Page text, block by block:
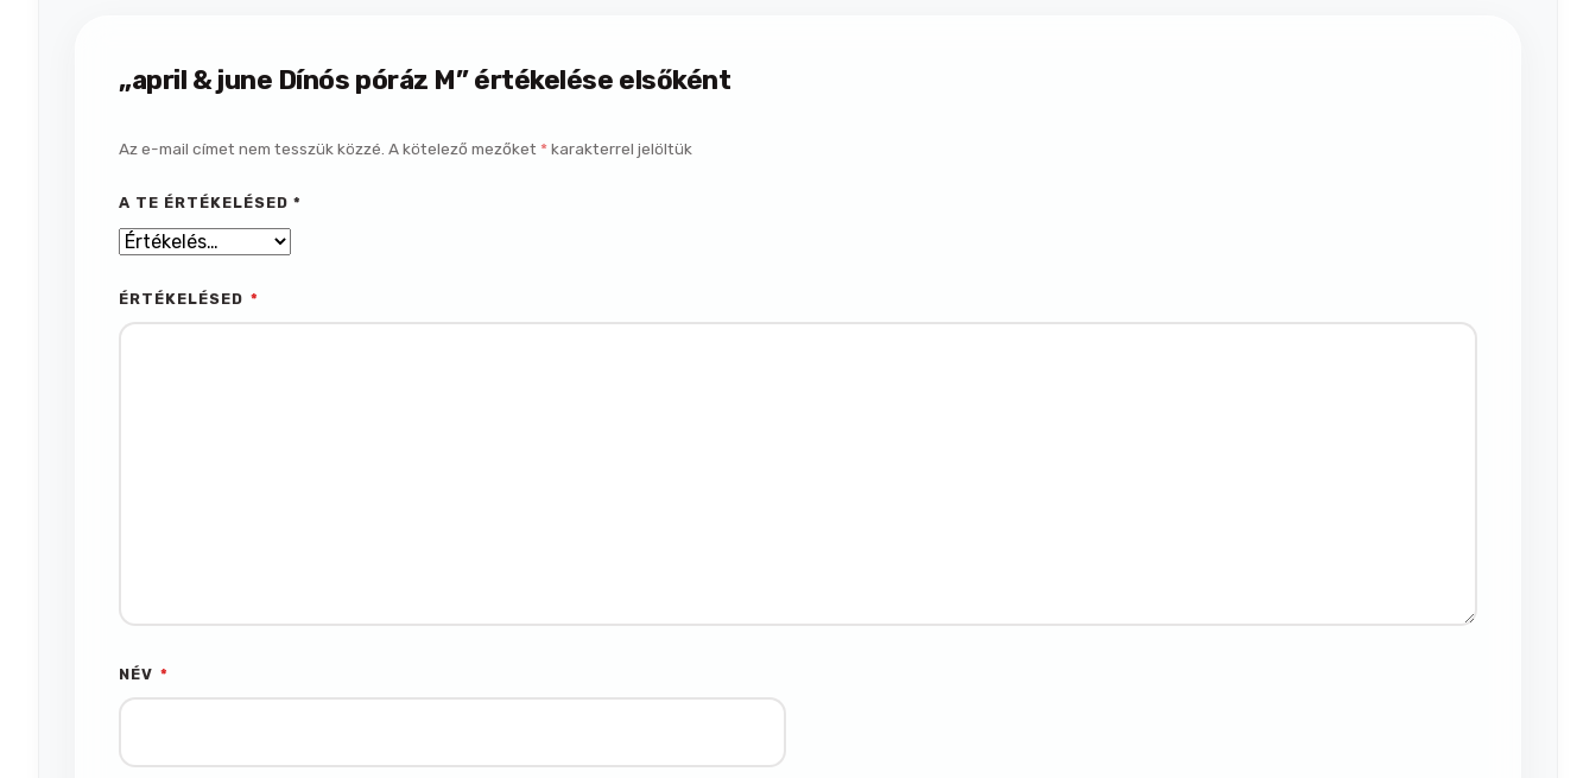
„april & june Dínós póráz M” értékelése elsőként
Az e-mail címet nem tesszük közzé. A kötelező mezőket *karakterrel jelöltük
A TE ÉRTÉKELÉSED*
ÉRTÉKELÉSED *
NÉV *